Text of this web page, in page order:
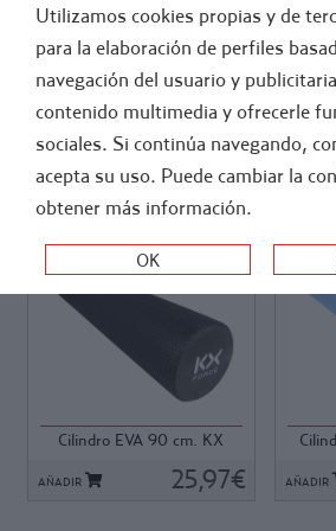
- GIMNASIO Y FITNESS
RODILLOS Y CILINDROS
ORDEN:
Cilindro EVA 90 cm. KX
AÑADIR 25,97€
Ref: 40010
Rodillo de alta calidad ideal
para utilización masiva, las
características de este
material lo hacen altamente
resistente y dificilmente
deformable. Material Eva
foam, superficie con relieve
AÑADIR
Ref:
Utilizamos cookies propias y de
para la elaboración de perfiles
navegación del usuario y
contenido multimedia y ofrecerle
sociales. Si continúa navegando,
acepta su uso. Puede cambiar la
obtener más información.